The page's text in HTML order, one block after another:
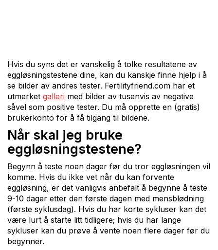
Hvis du syns det er vanskelig å tolke resultatene av
eggløsningstestene dine, kan du kanskje finne hjelp i å
se bilder av andres tester. Fertilityfriend.com har et
utmerket galleri med bilder av tusenvis av negative
såvel som positive tester. Du må opprette en (gratis)
brukerkonto for å få tilgang til bildene.
Når skal jeg bruke
eggløsningstestene?
Begynn å teste noen dager før du tror eggløsningen vil
komme. Hvis du ikke vet når du kan forvente
eggløsning, er det vanligvis anbefalt å begynne å teste
9-10 dager etter den første dagen med mensblødning
(første syklusdag). Hvis du har korte sykluser kan det
være lurt å starte litt tidligere; hvis du har lange
sykluser kan du prøve å vente noen flere dager før du
begynner.